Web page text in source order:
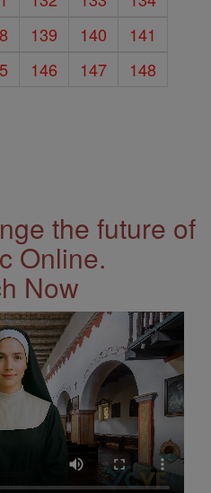
139 140
141
146 147
148
the future of
Online.
Now